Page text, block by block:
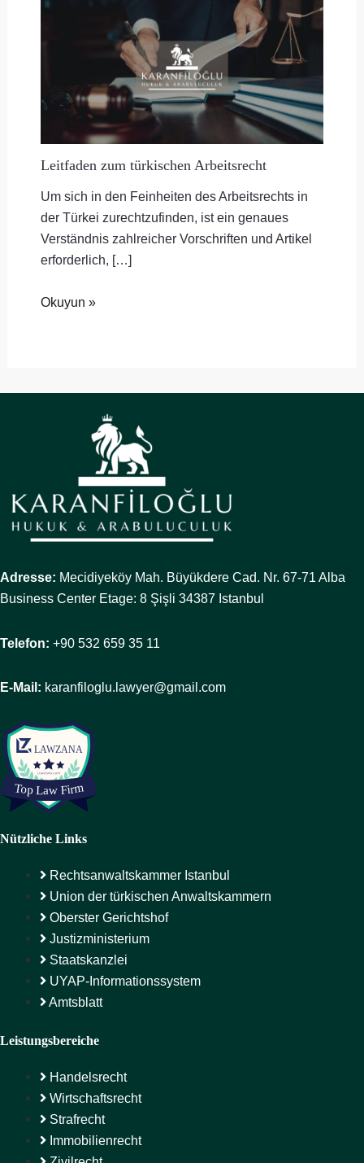
Leitfaden zum türkischen Arbeitsrecht
Um sich in den Feinheiten des Arbeitsrechts in
der Türkei zurechtzufinden, ist ein genaues
Verständnis zahlreicher Vorschriften und Artikel
erforderlich, […]
Okuyun »
Adresse: Mecidiyeköy Mah. Büyükdere Cad. Nr. 67-71 Alba
Business Center Etage: 8 Şişli 34387 Istanbul
Telefon: +90 532 659 35 11
E-Mail: karanfiloglu.lawyer@gmail.com
Nützliche Links
Rechtsanwaltskammer Istanbul
Union der türkischen Anwaltskammern
Oberster Gerichtshof
Justizministerium
Staatskanzlei
UYAP-Informationssystem
Amtsblatt
Leistungsbereiche
Handelsrecht
Wirtschaftsrecht
Strafrecht
Immobilienrecht